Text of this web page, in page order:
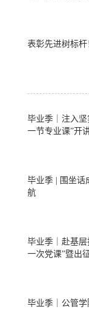
表彰先进树标
毕业季｜注入
一节专业课”开
毕业季 | 围坐话
航
毕业季｜赴基
一次党课”暨出
毕业季｜公管